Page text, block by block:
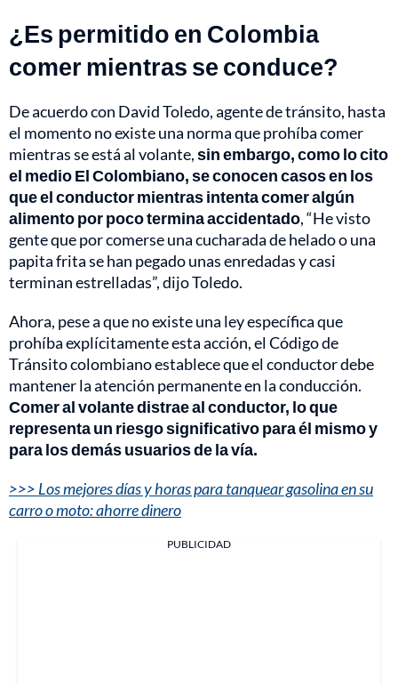
¿Es permitido en Colombia
comer mientras se conduce?
De acuerdo con David Toledo, agente de tránsito, hasta
el momento no existe una norma que prohíba comer
mientras se está al volante,sin embargo, como lo cito
el medio El Colombiano, se conocen casos en los
que el conductor mientras intenta comer algún
alimento por poco termina accidentado, “He visto
gente que por comerse una cucharada de helado o una
papita frita se han pegado unas enredadas y casi
terminan estrelladas”, dijo Toledo.
Ahora, pese a que no existe una ley específica que
prohíba explícitamente esta acción, el Código de
Tránsito colombiano establece que el conductor debe
mantener la atención permanente en la conducción.
Comer al volante distrae al conductor, lo que
representa un riesgo significativo para él mismo y
para los demás usuarios de la vía.
>>> Los mejores días y horas para tanquear gasolina en su
carro o moto: ahorre dinero
PUBLICIDAD